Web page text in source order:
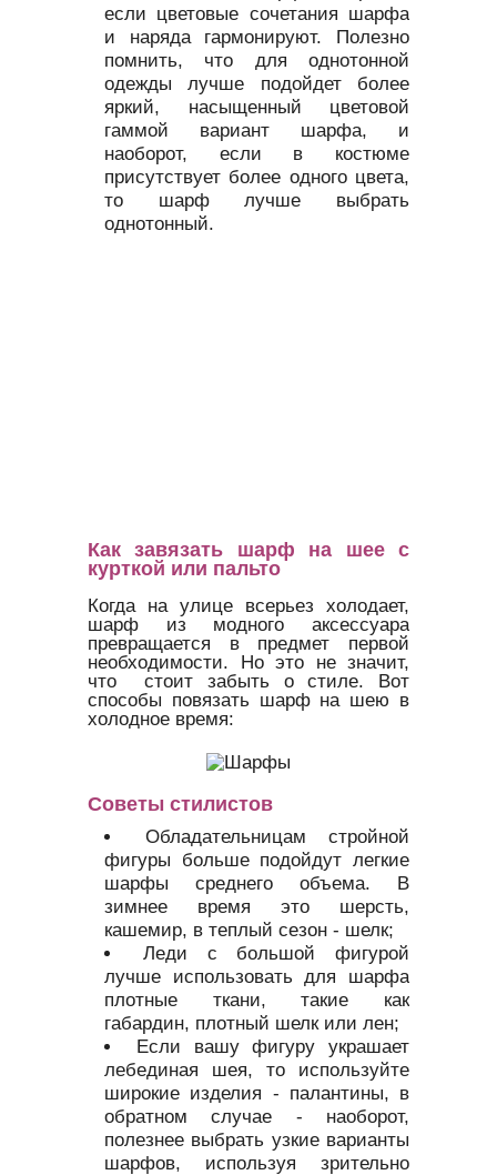
если цветовые сочетания шарфа
и наряда гармонируют. Полезно
помнить, что для однотонной
одежды лучше подойдет более
яркий, насыщенный цветовой
гаммой вариант шарфа, и
наоборот, если в костюме
присутствует более одного цвета,
то шарф лучше выбрать
однотонный.
Как завязать шарф на шее с
курткой или пальто
Когда на улице всерьез холодает,
шарф из модного аксессуара
превращается в предмет первой
необходимости. Но это не значит,
что стоит забыть о стиле. Вот
способы повязать шарф на шею в
холодное время:
Советы стилистов
Обладательницам стройной
фигуры больше подойдут легкие
шарфы среднего объема. В
зимнее время это шерсть,
кашемир, в теплый сезон - шелк;
Леди с большой фигурой
лучше использовать для шарфа
плотные ткани, такие как
габардин, плотный шелк или лен;
Если вашу фигуру украшает
лебединая шея, то используйте
широкие изделия - палантины, в
обратном случае - наоборот,
полезнее выбрать узкие варианты
шарфов, используя зрительно